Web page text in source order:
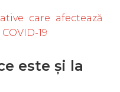
care afectează
19
este și la